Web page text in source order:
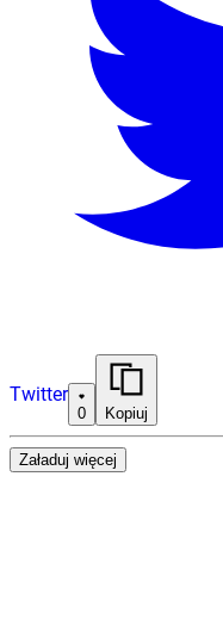
Twitter
0 Kopiuj
Załaduj więcej